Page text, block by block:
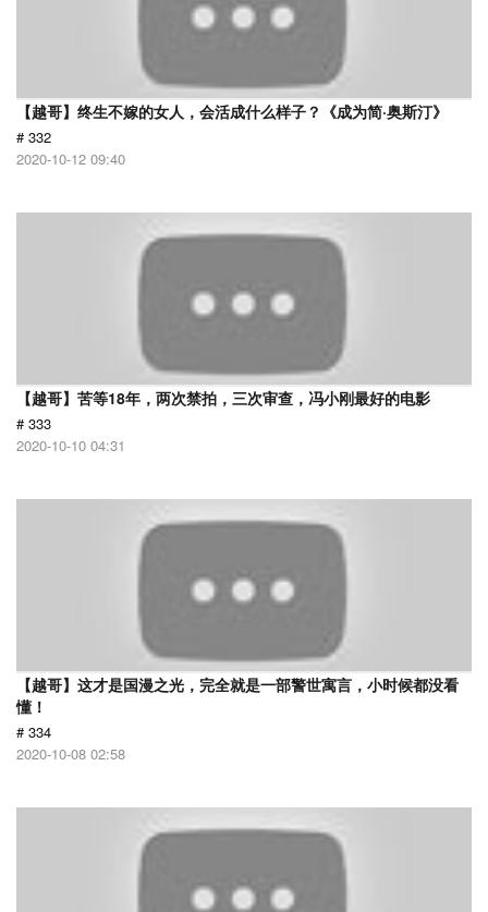
【越哥】终生不嫁的女人，会活成什么样子？《成为简·奥斯汀》
# 332
2020-10-12 09:40
【越哥】苦等18年，两次禁拍，三次审查，冯小刚最好的电影
# 333
2020-10-10 04:31
【越哥】这才是国漫之光，完全就是一部警世寓言，小时候都没看
懂！
# 334
2020-10-08 02:58